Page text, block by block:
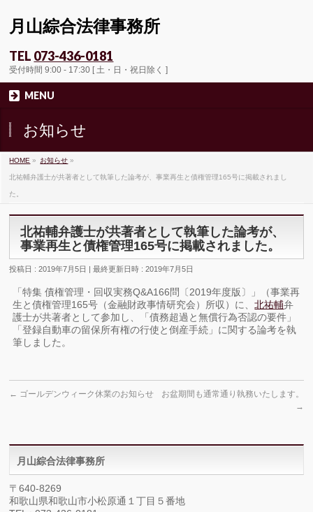
月山綜合法律事務所
TEL 073-436-0181
受付時間 9:00 - 17:30 [ 土・日・祝日除く ]
MENU
お知らせ
HOME » お知らせ »
北祐輔弁護士が共著者として執筆した論考が、事業再生と債権管理165号に掲載されまし
た。
北祐輔弁護士が共著者として執筆した論考が、
事業再生と債権管理165号に掲載されました。
投稿日 : 2019年7月5日 最終更新日時 : 2019年7月5日
「特集 債権管理・回収実務Q&A166問〔2019年度版〕」（事業再
生と債権管理165号（金融財政事情研究会）所収）に、北祐輔弁
護士が共著者として参加し、「債務超過と無償行為否認の要件」
「登録自動車の留保所有権の行使と倒産手続」に関する論考を執
筆しました。
← ゴールデンウィーク休業のお知らせ
お盆期間も通常通り執務いたします。
→
月山綜合法律事務所
〒640-8269
和歌山県和歌山市小松原通１丁目５番地